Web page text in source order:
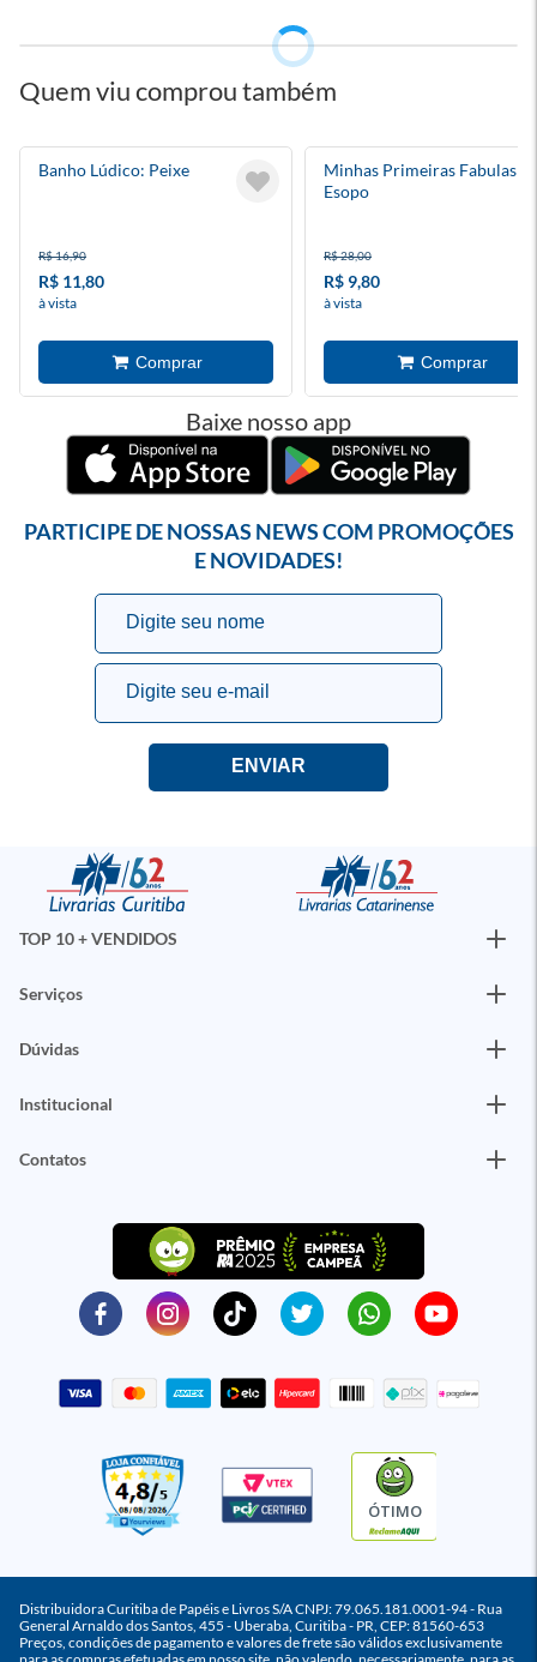
Quem viu comprou também
Banho Lúdico: Peixe
R$ 16,90
R$ 11,80
à vista
Minhas Primeiras Fabulas
Esopo
R$ 28,00
R$ 9,80
à vista
Baixe nosso app
PARTICIPE DE NOSSAS NEWS COM PROMOÇÕES
E NOVIDADES!
TOP 10 + VENDIDOS
Serviços
Dúvidas
Institucional
Contatos
ÓTIMO
Distribuidora Curitiba de Papéis e Livros S/A CNPJ: 79.065.181.0001-94 - Rua
General Arnaldo dos Santos, 455 - Uberaba, Curitiba - PR, CEP: 81560-653
Preços, condições de pagamento e valores de frete são válidos exclusivamente